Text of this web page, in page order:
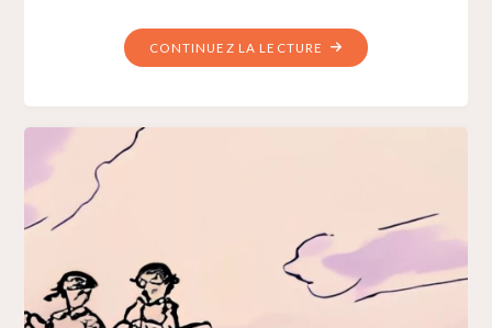
CONTINUEZ LA LECTURE
"LES
PYRAMIDES